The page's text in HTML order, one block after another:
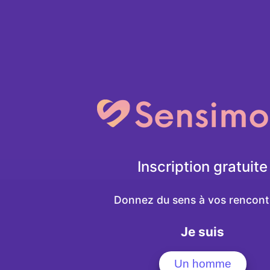
Inscription gratuite
Donnez du sens à vos
Je suis
Un homme